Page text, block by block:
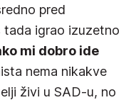
pred
tada igrao izuzetno
mi dobro ide
nema nikakve
živi u SAD-u, no